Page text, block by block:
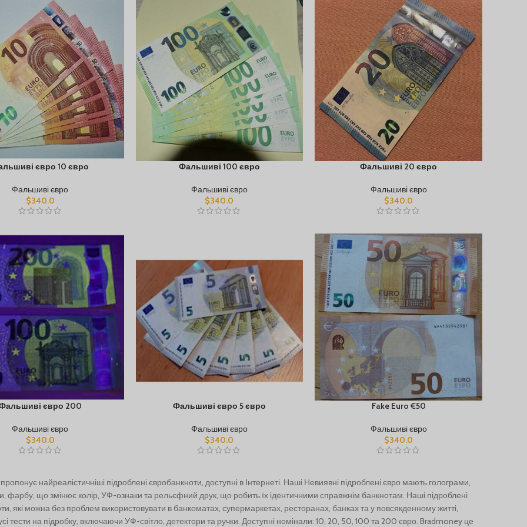
євро 10 євро
Фальшиві євро
$340.0
Фальшиві 100 євро
Фальшиві євро
$340.0
Фальшиві 20 євро
Фальшиві євро
$340.0
євро 200
Фальшиві євро
$340.0
Фальшиві євро 5 євро
Фальшиві євро
$340.0
Fake Euro €50
Фальшиві євро
$340.0
найреалістичніші підроблені євробанкноти, доступні в Інтернеті. Наші Невиявні підроблені євро мають голограми,
фарбу, що змінює колір, УФ-ознаки та рельєфний друк, що робить їх ідентичними справжнім банкнотам. Наші підроблені
які можна без проблем використовувати в банкоматах, супермаркетах, ресторанах, банках та у повсякденному житті,
тести на підробку, включаючи УФ-світло, детектори та ручки. Доступні номінали: 10, 20, 50, 100 та 200 євро. Bradmoney це